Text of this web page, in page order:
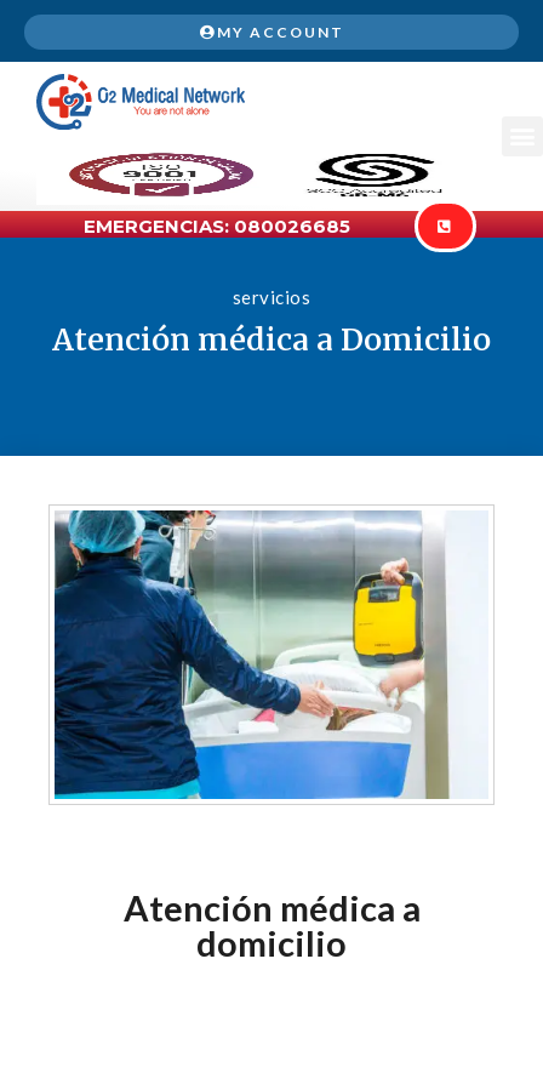
MY ACCOUNT
EMERGENCIAS: 080026685
servicios
Atención médica a Domicilio
Atención médica a
domicilio